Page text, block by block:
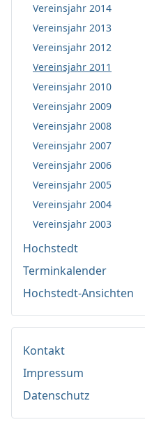
Vereinsjahr 2014
Vereinsjahr 2013
Vereinsjahr 2012
Vereinsjahr 2011
Vereinsjahr 2010
Vereinsjahr 2009
Vereinsjahr 2008
Vereinsjahr 2007
Vereinsjahr 2006
Vereinsjahr 2005
Vereinsjahr 2004
Vereinsjahr 2003
Hochstedt
Terminkalender
Hochstedt-Ansichten
Kontakt
Impressum
Datenschutz